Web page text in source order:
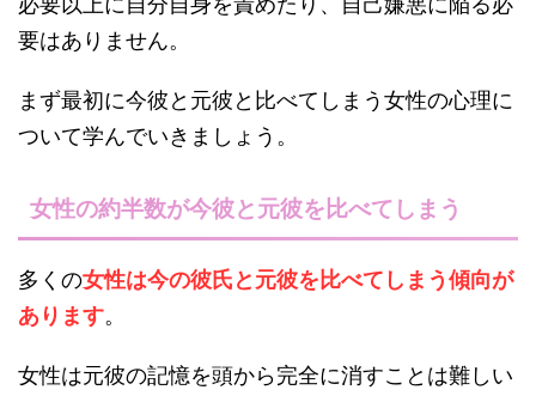
要はありません。
まず最初に今彼と元彼と比べてしまう女性の心理に
ついて学んでいきましょう。
女性の約半数が今彼と元彼を比べてしまう
多くの女性は今の彼氏と元彼を比べてしまう傾向が
あります。
女性は元彼の記憶を頭から完全に消すことは難しい